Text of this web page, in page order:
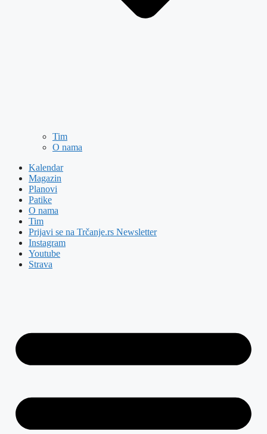
Tim
O nama
Kalendar
Magazin
Planovi
Patike
O nama
Tim
Prijavi se na Trčanje.rs Newsletter
Instagram
Youtube
Strava